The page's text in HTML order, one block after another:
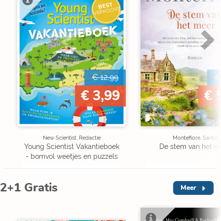
BEST
VERKOCHT
€ 12,99
€ 3,99
New Scientist, Redactie
Young Scientist Vakantieboek
- bomvol weetjes en puzzels
€
€
Montefiore, Santa
De stem van het
2+1 Gratis Meer